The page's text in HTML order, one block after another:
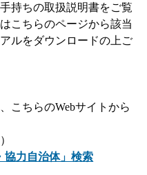
持ちの取扱説明書をご覧
こちらのページから該当
ルをダウンロードの上ご
こちらのWebサイトから
協力自治体」検索